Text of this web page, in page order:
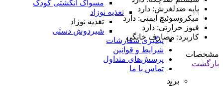
مسواک انگشتی کودک
تغذیه نوزاد
تغذیه نوزاد
شیردوش دستی
پیگیری سفارشات
شرایط و قوانین
پرسش‌های متداول
تماس با ما
پایه ضدلغزش: دارد
میکروسوئیچ ایمنی: دارد
فیوز حرارتی: دارد
کاربرد: مصارف خانگی
مشخصات
بازگشت
برند